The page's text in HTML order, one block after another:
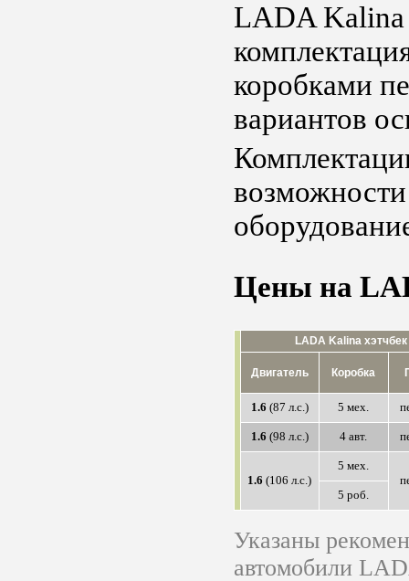
LADA Kalina
коробками
вариантов
Цены на
LADA Kalina хэтчбек
Двигатель Коробка
1.6 (87 л.с.) 5 мех.
1.6 (98 л.с.) 4 авт.
1.6 (106 л.с.)
5 мех.
5 роб.
Указаны
автомобили